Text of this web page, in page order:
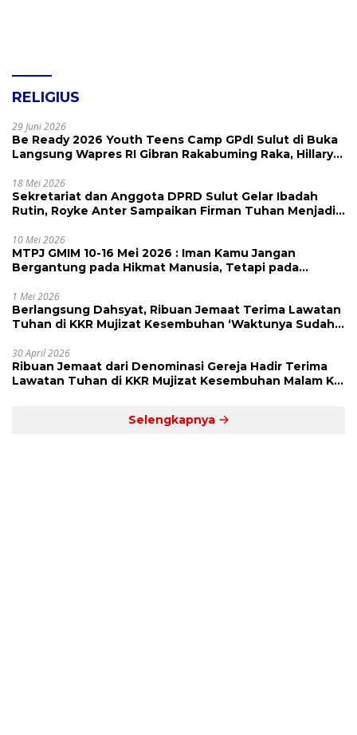
RELIGIUS
29 Juni 2026
Be Ready 2026 Youth Teens Camp GPdI Sulut di Buka
Langsung Wapres RI Gibran Rakabuming Raka, Hillary
18 Mei 2026
Sekretariat dan Anggota DPRD Sulut Gelar Ibadah
Rutin, Royke Anter Sampaikan Firman Tuhan Menjadi
10 Mei 2026
MTPJ GMIM 10-16 Mei 2026 : Iman Kamu Jangan
Bergantung pada Hikmat Manusia, Tetapi pada
1 Mei 2026
Berlangsung Dahsyat, Ribuan Jemaat Terima Lawatan
Tuhan di KKR Mujizat Kesembuhan ‘Waktunya Sudah
30 April 2026
Ribuan Jemaat dari Denominasi Gereja Hadir Terima
Lawatan Tuhan di KKR Mujizat Kesembuhan Malam Ke
Selengkapnya